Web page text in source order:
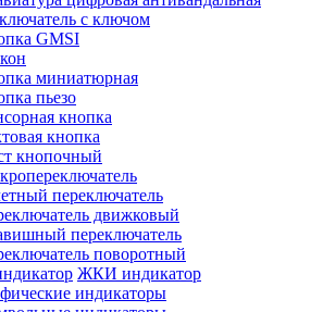
с ключом
GMSI
миниатюрная
пьезо
кнопка
кнопка
кнопочный
переключатель
движковый
переключатель
поворотный
ЖКИ индикатор
индикаторы